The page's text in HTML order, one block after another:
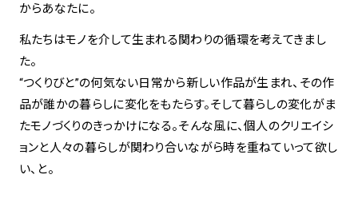
からあなたに。
私たちはモノを介して生まれる関わりの循環を考えてきまし
た。
“つくりびと”の何気ない日常から新しい作品が生まれ、その作
品が誰かの暮らしに変化をもたらす。そして暮らしの変化がま
たモノづくりのきっかけになる。そんな風に、個人のクリエイシ
ョンと人々の暮らしが関わり合いながら時を重ねていって欲し
い、と。